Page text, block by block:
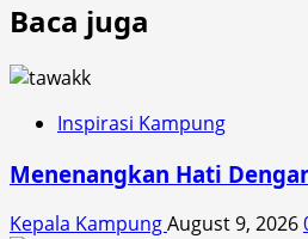
Baca juga
Inspirasi Kampung
Menenangkan Hati
Kepala KampungAugust 9, 2026